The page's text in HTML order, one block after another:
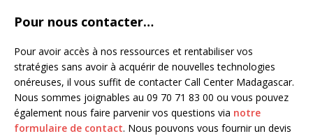
Pour nous contacter…
Pour avoir accès à nos ressources et rentabiliser vos
stratégies sans avoir à acquérir de nouvelles technologies
onéreuses, il vous suffit de contacter Call Center Madagascar.
Nous sommes joignables au 09 70 71 83 00 ou vous pouvez
également nous faire parvenir vos questions via notre
formulaire de contact. Nous pouvons vous fournir un devis